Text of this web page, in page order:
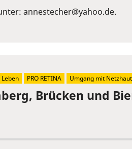
annestecher@yahoo.de.
Brücken und
Leben PRO RETINA Umgang mit